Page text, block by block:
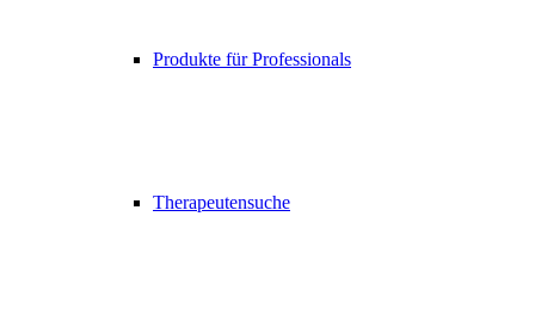
Produkte für Professionals
Therapeutensuche